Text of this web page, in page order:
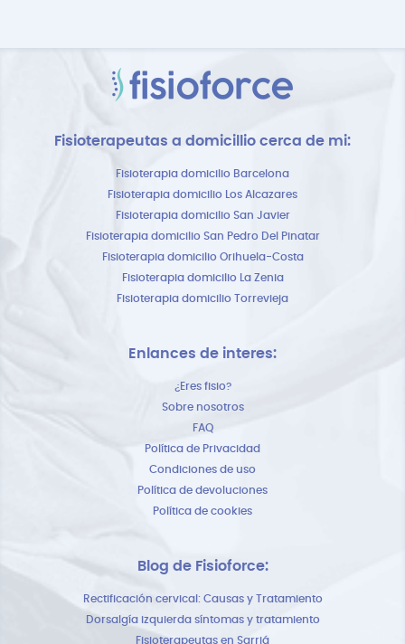
Fisioterapeutas a domicillio cerca de mi:
Fisioterapia domicilio Barcelona
Fisioterapia domicilio Los Alcazares
Fisioterapia domicilio San Javier
Fisioterapia domicilio San Pedro Del Pinatar
Fisioterapia domicilio Orihuela-Costa
Fisioterapia domicilio La Zenia
Fisioterapia domicilio Torrevieja
Enlances de interes:
¿Eres fisio?
Sobre nosotros
FAQ
Política de Privacidad
Condiciones de uso
Política de devoluciones
Política de cookies
Blog de Fisioforce:
Rectificación cervical: Causas y Tratamiento
Dorsalgía izquierda síntomas y tratamiento
Fisioterapeutas en Sarriá